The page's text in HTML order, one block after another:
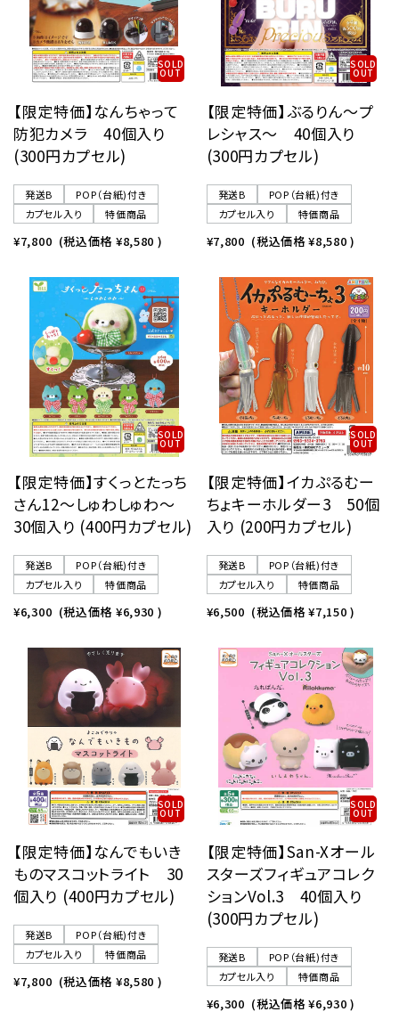
SOLD
OUT
【限定特価】なんちゃって
防犯カメラ 40個入り
(300円カプセル)
発送B
POP（台紙)付き
カプセル入り
特価商品
¥7,800 (税込価格 ¥8,580 )
SOLD
OUT
【限定特価】ぶるりん〜プ
レシャス〜 40個入り
(300円カプセル)
発送B
POP（台紙)付き
カプセル入り
特価商品
¥7,800 (税込価格¥8,580 )
SOLD
OUT
【限定特価】すくっとたっち
さん12〜しゅわしゅわ〜
30個入り (400円カプセル)
発送B
POP（台紙)付き
カプセル入り
特価商品
¥6,300 (税込価格 ¥6,930 )
SOLD
OUT
【限定特価】イカぷるむー
ちょキーホルダー3 50個
入り (200円カプセル)
発送B
POP（台紙)付き
カプセル入り
特価商品
¥6,500 (税込価格¥7,150 )
SOLD
OUT
【限定特価】なんでもいき
ものマスコットライト 30
個入り (400円カプセル)
発送B
POP（台紙)付き
カプセル入り
特価商品
¥7,800 (税込価格 ¥8,580 )
SOLD
OUT
【限定特価】San-Xオール
スターズフィギュアコレク
ションVol.3 40個入り
(300円カプセル)
発送B
POP（台紙)付き
カプセル入り
特価商品
¥6,300 (税込価格¥6,930 )